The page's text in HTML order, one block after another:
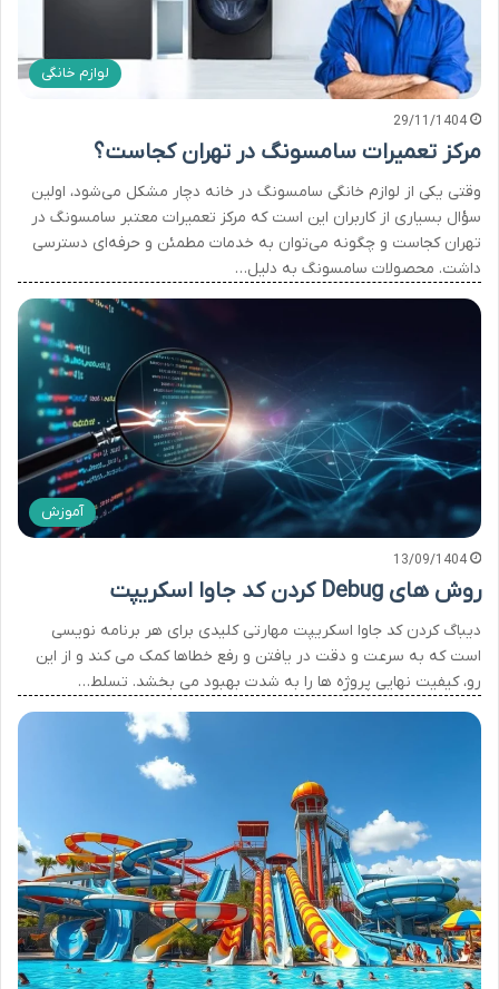
لوازم خانگی
29/11/1404
مرکز تعمیرات سامسونگ در تهران کجاست؟
وقتی یکی از لوازم خانگی سامسونگ در خانه دچار مشکل می‌شود، اولین
سؤال بسیاری از کاربران این است که مرکز تعمیرات معتبر سامسونگ در
تهران کجاست و چگونه می‌توان به خدمات مطمئن و حرفه‌ای دسترسی
داشت. محصولات سامسونگ به دلیل…
آموزش
13/09/1404
روش های Debug کردن کد جاوا اسکریپت
دیباگ کردن کد جاوا اسکریپت مهارتی کلیدی برای هر برنامه نویسی
است که به سرعت و دقت در یافتن و رفع خطاها کمک می کند و از این
رو، کیفیت نهایی پروژه ها را به شدت بهبود می بخشد. تسلط…